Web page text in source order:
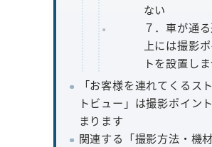
ない
７．車が通
上には撮影
トを設置し
「お客様を連れてくるス
トビュー」は撮影ポイン
まります
関連する「撮影方法・機